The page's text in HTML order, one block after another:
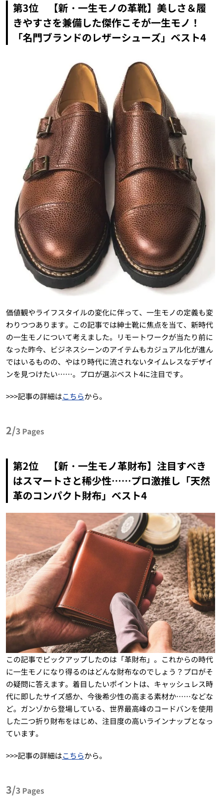
第3位 【新・一生モノの革靴】美しさ＆履
きやすさを兼備した傑作こそが一生モノ！
「名門ブランドのレザーシューズ」ベスト4
価値観やライフスタイルの変化に伴って、一生モノの定義も変
わりつつあります。この記事では紳士靴に焦点を当て、新時代
の一生モノについて考えました。リモートワークが当たり前に
なった昨今、ビジネスシーンのアイテムもカジュアル化が進ん
ではいるものの、やはり時代に流されないタイムレスなデザイ
ンを見つけたい……。プロが選ぶベスト4に注目です。
>>>記事の詳細はこちらから。
2/3 Pages
第2位 【新・一生モノ革財布】注目すべき
はスマートさと稀少性……プロ激推し「天然
革のコンパクト財布」ベスト4
この記事でピックアップしたのは「革財布」。これからの時代
に一生モノになり得るのはどんな財布なのでしょう？プロがそ
の疑問に答えます。着目したいポイントは、キャッシュレス時
代に即したサイズ感か、今後希少性の高まる素材か……などな
ど。ガンゾから登場している、世界最高峰のコードバンを使用
した二つ折り財布をはじめ、注目度の高いラインナップとなっ
ています。
>>>記事の詳細はこちらから。
3/3 Pages